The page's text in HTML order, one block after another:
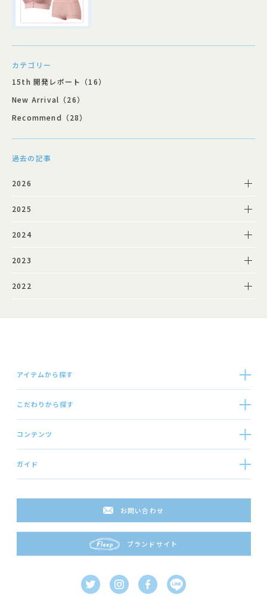
カテゴリー
15th 開発レポート（16）
New Arrival（26）
Recommend（28）
過去の記事
2026
2025
2024
2023
2022
アイテムから探す
こだわりから探す
コンテンツ
ガイド
お問い合わせ
ブランドサイト